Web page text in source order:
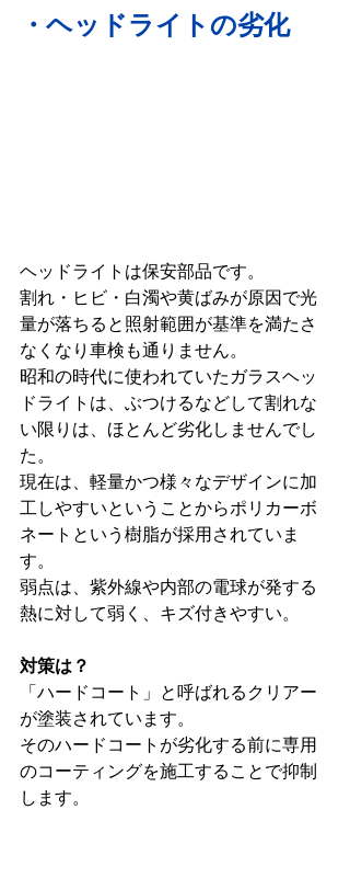
・ヘッドライトの劣化
ヘッドライトは保安部品です。
割れ・ヒビ・白濁や黄ばみが原因で光
量が落ちると照射範囲が基準を満たさ
なくなり車検も通りません。
昭和の時代に使われていたガラスヘッ
ドライトは、ぶつけるなどして割れな
い限りは、ほとんど劣化しませんでし
た。
現在は、軽量かつ様々なデザインに加
工しやすいということからポリカーボ
ネートという樹脂が採用されていま
す。
弱点は、紫外線や内部の電球が発する
熱に対して弱く、キズ付きやすい。
対策は？
「ハードコート」と呼ばれるクリアー
が塗装されています。
そのハードコートが劣化する前に専用
のコーティングを施工することで抑制
します。